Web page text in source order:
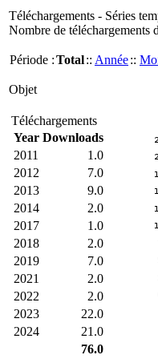
Téléchargements - Séries
Nombre de téléchargements
Période :Total:: Année::
Objet
Téléchargements
Year Downloads
2011
1.0
2012
7.0
2013
9.0
2014
2.0
2017
1.0
2018
2.0
2019
7.0
2021
2.0
2022
2.0
2023
22.0
2024
21.0
76.0